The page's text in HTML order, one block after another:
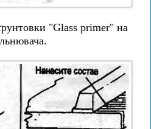
"Glass primer" на